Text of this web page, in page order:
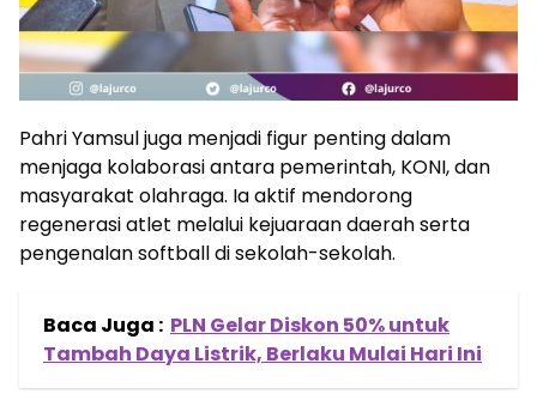
Pahri Yamsul juga menjadi figur penting dalam
menjaga kolaborasi antara pemerintah, KONI, dan
masyarakat olahraga. Ia aktif mendorong
regenerasi atlet melalui kejuaraan daerah serta
pengenalan softball di sekolah-sekolah.
Baca Juga : PLN Gelar Diskon 50% untuk
Tambah Daya Listrik, Berlaku Mulai Hari Ini